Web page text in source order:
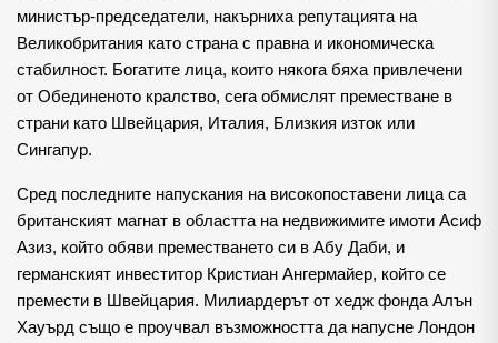
министър-председатели, накърниха репутацията на
Великобритания като страна с правна и икономическа
стабилност. Богатите лица, които някога бяха привлечени
от Обединеното кралство, сега обмислят преместване в
страни като Швейцария, Италия, Близкия изток или
Сингапур.
Сред последните напускания на високопоставени лица са
британският магнат в областта на недвижимите имоти Асиф
Азиз, който обяви преместването си в Абу Даби, и
германският инвеститор Кристиан Ангермайер, който се
премести в Швейцария. Милиардерът от хедж фонда Алън
Хауърд също е проучвал възможността да напусне Лондон